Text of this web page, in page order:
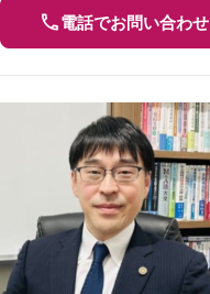
電話でお問い合わせ